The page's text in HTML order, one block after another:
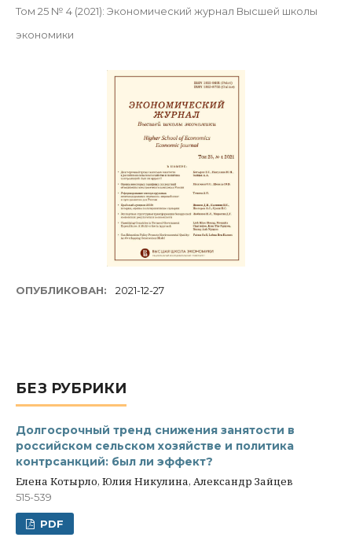
Том 25 № 4 (2021): Экономический журнал Высшей школы
экономики
ОПУБЛИКОВАН: 2021-12-27
БЕЗ РУБРИКИ
Долгосрочный тренд снижения занятости в
российском сельском хозяйстве и политика
контрсанкций: был ли эффект?
Елена Котырло, Юлия Никулина, Александр Зайцев
515-539
PDF